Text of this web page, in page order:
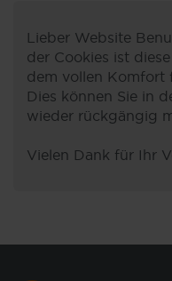
Lieber Website
der Cookies ist
dem vollen Komfort
Dies können Sie in
wieder rückgängig
Vielen Dank für Ihr